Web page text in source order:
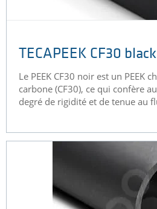
TECAPEEK CF30 black
Le PEEK CF30 noir est un PEEK
carbone (CF30), ce qui confère
degré de rigidité et de tenue au